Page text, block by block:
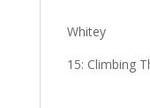
Whitey
15: Climbing